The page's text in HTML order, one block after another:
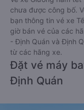
chưa được công bố.
bạn thông tin vé xe
giờ bán vé của các
- Định Quán và Định
từ các hãng xe.
Đặt vé máy
Định Quán